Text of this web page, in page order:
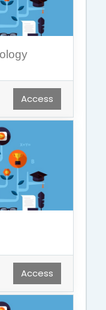
Access
Access